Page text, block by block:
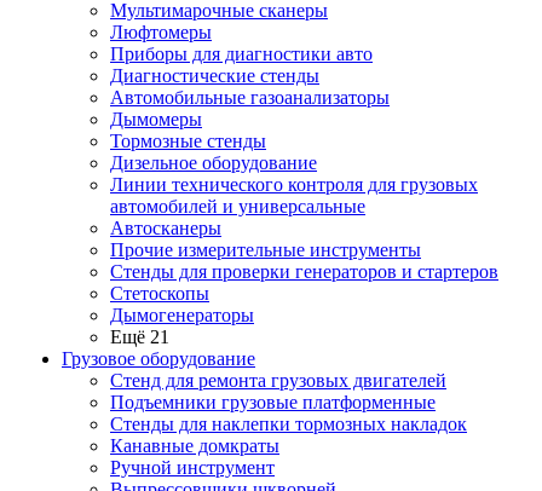
Мультимарочные сканеры
Люфтомеры
Приборы для диагностики авто
Диагностические стенды
Автомобильные газоанализаторы
Дымомеры
Тормозные стенды
Дизельное оборудование
Линии технического контроля для грузовых
автомобилей и универсальные
Автосканеры
Прочие измерительные инструменты
Стенды для проверки генераторов и стартеров
Стетоскопы
Дымогенераторы
Ещё 21
Грузовое оборудование
Стенд для ремонта грузовых двигателей
Подъемники грузовые платформенные
Стенды для наклепки тормозных накладок
Канавные домкраты
Ручной инструмент